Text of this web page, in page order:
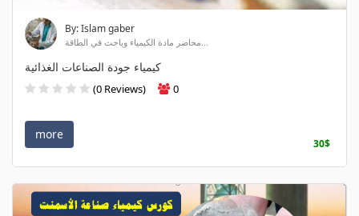
By: Islam gaber
محاضر مادة الكيمياء وباحث في الطاقة...
كيمياء جودة الصناعات الغذائية
(0 Reviews) 0
more
30$